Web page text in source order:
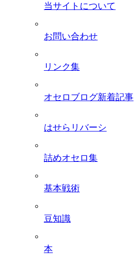
当サイトについて
お問い合わせ
リンク集
オセロブログ新着記事
はせらリバーシ
詰めオセロ集
基本戦術
豆知識
本